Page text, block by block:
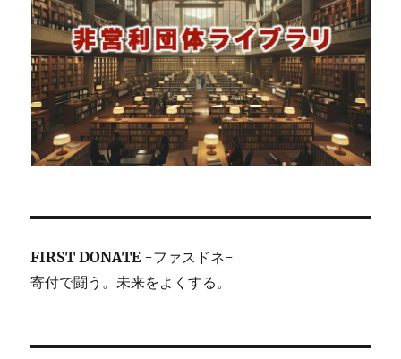
FIRST DONATE-ファスドネ-
寄付で闘う。未来をよくする。